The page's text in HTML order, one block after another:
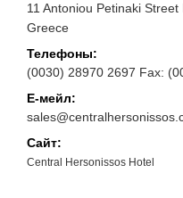
11 Antoniou Petinaki
Greece
Телефоны:
(0030) 28970 2697 Fax:
Е-мейл:
Сайт:
Central Hersonissos Hotel